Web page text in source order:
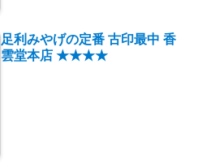
足利みやげの定番 古印最中 香
雲堂本店 ★★★★